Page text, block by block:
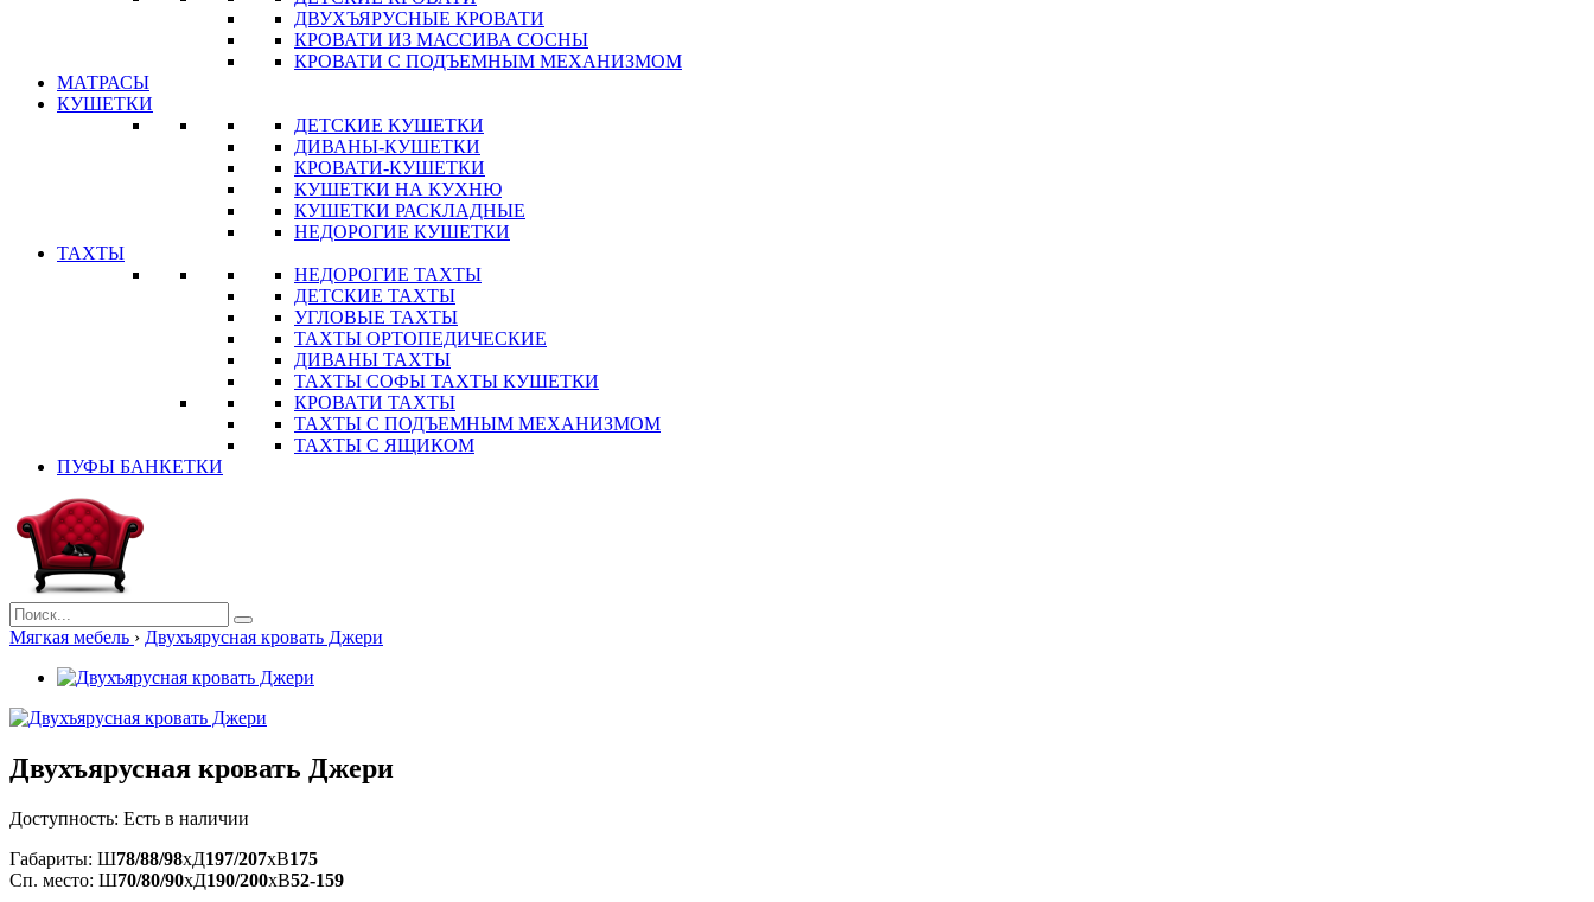
ДВУХЪЯРУСНЫЕ КРОВАТИ
КРОВАТИ ИЗ МАССИВА СОСНЫ
КРОВАТИ С ПОДЪЕМНЫМ МЕХАНИЗМОМ
МАТРАСЫ
КУШЕТКИ
ДЕТСКИЕ КУШЕТКИ
ДИВАНЫ-КУШЕТКИ
КРОВАТИ-КУШЕТКИ
КУШЕТКИ НА КУХНЮ
КУШЕТКИ РАСКЛАДНЫЕ
НЕДОРОГИЕ КУШЕТКИ
ТАХТЫ
НЕДОРОГИЕ ТАХТЫ
ДЕТСКИЕ ТАХТЫ
УГЛОВЫЕ ТАХТЫ
ТАХТЫ ОРТОПЕДИЧЕСКИЕ
ДИВАНЫ ТАХТЫ
ТАХТЫ СОФЫ ТАХТЫ КУШЕТКИ
КРОВАТИ ТАХТЫ
ТАХТЫ С ПОДЪЕМНЫМ МЕХАНИЗМОМ
ТАХТЫ С ЯЩИКОМ
ПУФЫ БАНКЕТКИ
Мягкая мебель › Двухъярусная кровать Джери
Двухъярусная кровать Джери
Доступность: Есть в наличии
Габариты: Ш78/88/98xД197/207xВ175
Сп. место: Ш70/80/90xД190/200xВ52-159